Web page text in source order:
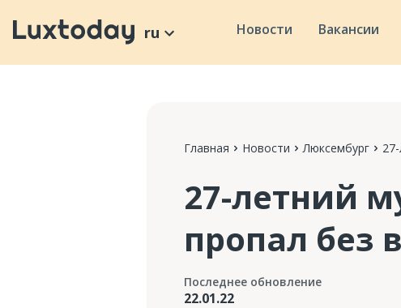
ru Новости Вакансии
Главная Новости Люксембург
27-летний
пропал без
Последнее обновление
22.01.22